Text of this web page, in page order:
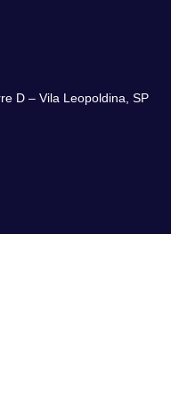
D – Vila Leopoldina, SP